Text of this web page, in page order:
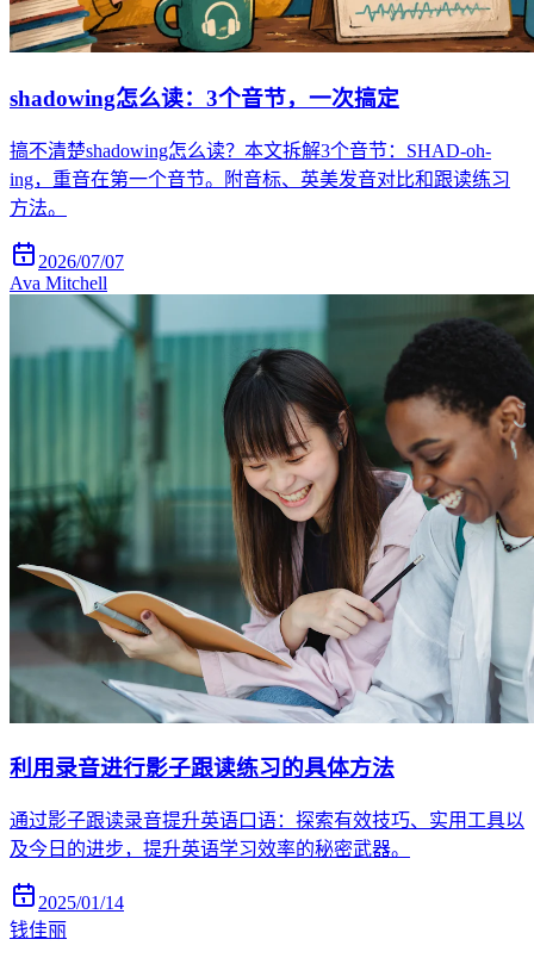
shadowing怎么读：3个音节，一次搞定
搞不清楚shadowing怎么读？本文拆解3个音节：SHAD-oh-
ing，重音在第一个音节。附音标、英美发音对比和跟读练习
方法。
2026/07/07
Ava Mitchell
利用录音进行影子跟读练习的具体方法
通过影子跟读录音提升英语口语：探索有效技巧、实用工具以
及今日的进步，提升英语学习效率的秘密武器。
2025/01/14
钱佳丽